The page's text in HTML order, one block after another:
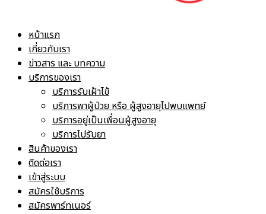
หน้าแรก
เกี่ยวกับเรา
ข่าวสาร และ บทความ
บริการของเรา
บริการรับเฝ้าไข้
บริการพาผู้ป่วย หรือ ผู้สูงอายุไปพบแพทย์
บริการอยู่เป็นเพื่อนผู้สูงอายุ
บริการไปรับยา
สินค้าของเรา
ติดต่อเรา
เข้าสู่ระบบ
สมัครใช้บริการ
สมัครพาร์ทเนอร์